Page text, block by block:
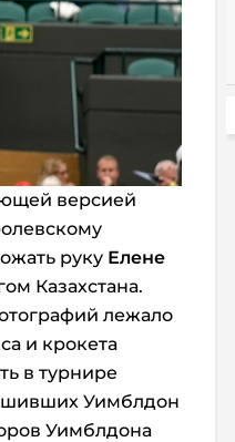
версией
руку Елене
Казахстана.
лежало
и крокета
в турнире
Уимблдон
Уимблдона